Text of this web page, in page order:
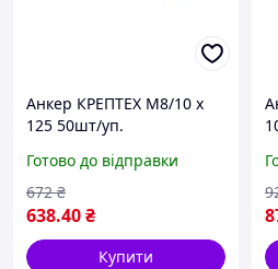
Анкер КРЕПТЕХ M8/10 х
125 50шт/уп.
та гайкой SRTR
Готово до відправки
638.40₴
672 ₴
Купити